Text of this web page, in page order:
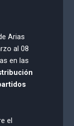
Arias
al 08
en las
el